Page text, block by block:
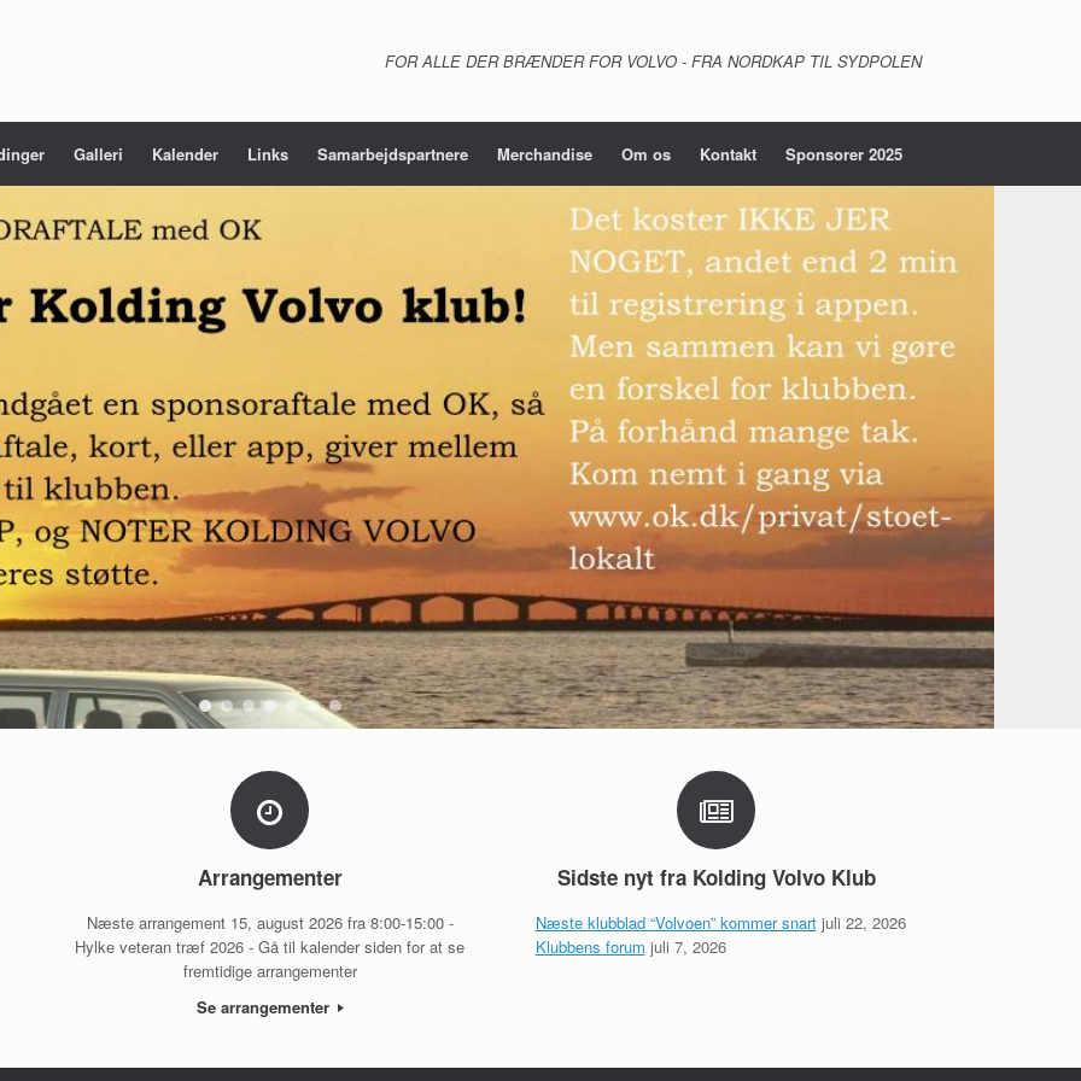
FOR ALLE DER BRÆNDER FOR VOLVO - FRA NORDKAP TIL SYDPOLEN
Galleri Kalender Links Samarbejdspartnere Merchandise Om os Kontakt Sponsorer 2025
Arrangementer
Næste arrangement 15, august 2026 fra 8:00-15:00 -
Hylke veteran træf 2026 - Gå til kalender siden for at se
fremtidige arrangementer
Se arrangementer
Sidste nyt fra Kolding Volvo Klub
Næste klubblad “Volvoen” kommer snart juli 22, 2026
Klubbens forum juli 7, 2026